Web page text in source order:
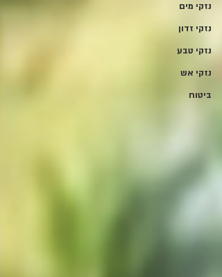
נזקי מים
נזקי זדון
נזקי טבע
נזקי אש
ביטוח